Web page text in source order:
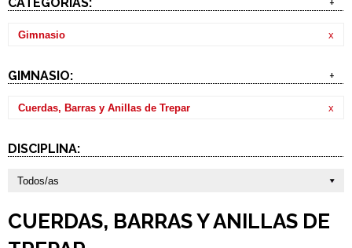
Gimnasio x
GIMNASIO: +
Cuerdas, Barras y Anillas de Trepar x
DISCIPLINA:
Todos/as
CUERDAS, BARRAS Y ANILLAS DE